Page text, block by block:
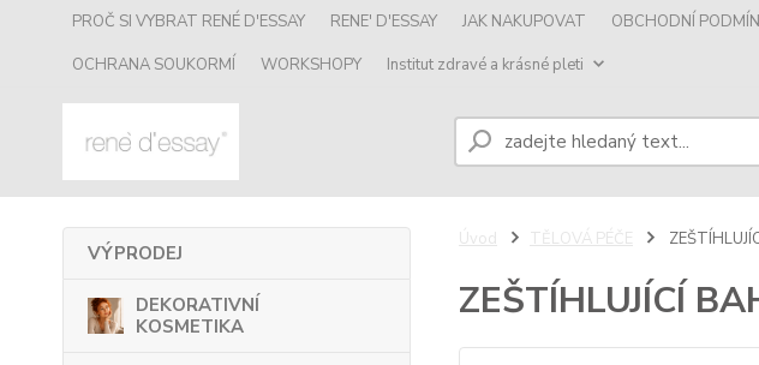
PROČ SI VYBRAT RENÉ D'ESSAY RENE' D'ESSAY JAK NAKUPOVAT OBCHODNÍ
OCHRANA SOUKORMÍ
WORKSHOPY Institut zdravé a krásné pleti
VÝPRODEJ
DEKORATIVNÍ
KOSMETIKA
Úvod TĚLOVÁ PÉČE
ZEŠTÍHLUJÍCÍ